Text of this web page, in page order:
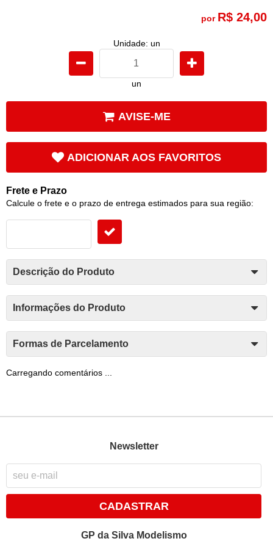
por R$ 24,00
Unidade: un
un
AVISE-ME
ADICIONAR AOS FAVORITOS
Frete e Prazo
Calcule o frete e o prazo de entrega estimados para sua região:
Descrição do Produto
Informações do Produto
Formas de Parcelamento
Carregando comentários ...
Newsletter
CADASTRAR
GP da Silva Modelismo